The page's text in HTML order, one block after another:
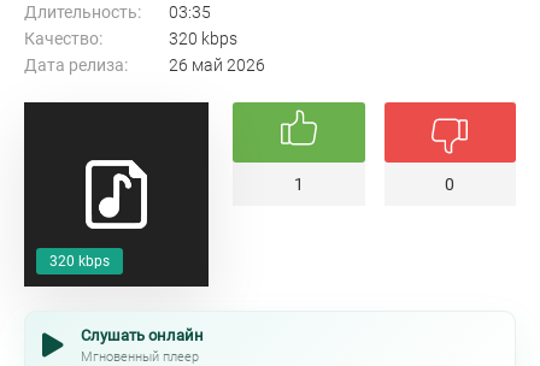
320 kbps
Длительность:
03:35
Качество:
320 kbps
Дата релиза:
26 май 2026
1 0
Слушать онлайн
Мгновенный плеер